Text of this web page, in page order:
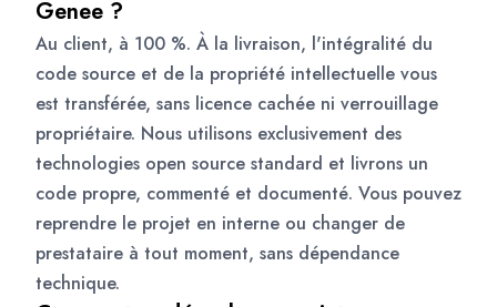
Genee ?
Au client, à 100 %. À la livraison, l'intégralité du
code source et de la propriété intellectuelle vous
est transférée, sans licence cachée ni verrouillage
propriétaire. Nous utilisons exclusivement des
technologies open source standard et livrons un
code propre, commenté et documenté. Vous pouvez
reprendre le projet en interne ou changer de
prestataire à tout moment, sans dépendance
technique.